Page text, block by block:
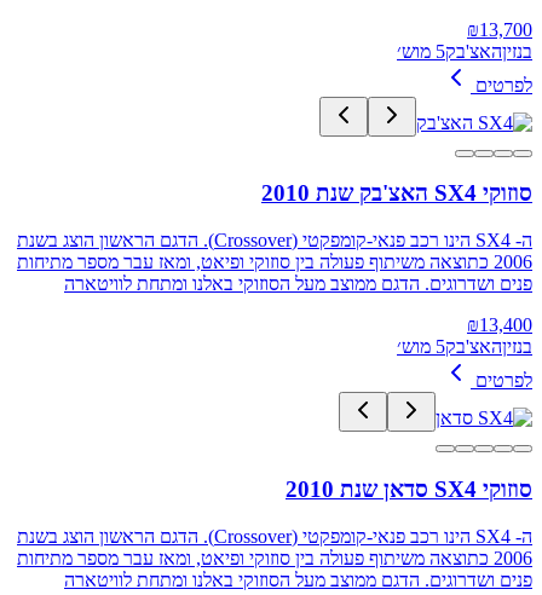
₪13,700
בנזיןהאצ'בק5 מוש׳
לפרטים
סוזוקי SX4 האצ'בק שנת 2010
ה- SX4 הינו רכב פנאי-קומפקטי (Crossover). הדגם הראשון הוצג בשנת
2006 כתוצאה משיתוף פעולה בין סוזוקי ופיאט, ומאז עבר מספר מתיחות
פנים ושדרוגים. הדגם ממוצב מעל הסוזוקי באלנו ומתחת לוויטארה
₪13,400
בנזיןהאצ'בק5 מוש׳
לפרטים
סוזוקי SX4 סדאן שנת 2010
ה- SX4 הינו רכב פנאי-קומפקטי (Crossover). הדגם הראשון הוצג בשנת
2006 כתוצאה משיתוף פעולה בין סוזוקי ופיאט, ומאז עבר מספר מתיחות
פנים ושדרוגים. הדגם ממוצב מעל הסוזוקי באלנו ומתחת לוויטארה